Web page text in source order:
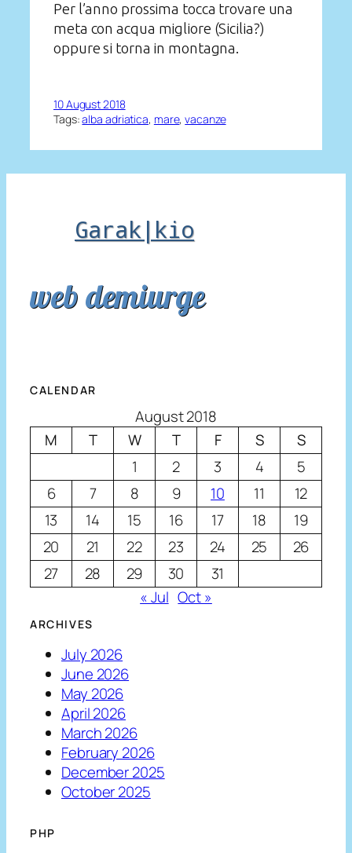
Per l’anno prossima tocca trovare una
meta con acqua migliore (Sicilia?)
oppure si torna in montagna.
10 August 2018
Tags:alba adriatica, mare, vacanze
Garak|kio
web demiurge
CALENDAR
August 2018
M
T W T F S
S
1
2 3 4
5
6
7 8 9 10 11
12
13
14 15 16 17 18
19
20
21 22 23 24 25
26
27
28 29 30
31
« Jul Oct »
ARCHIVES
July 2026
June 2026
May 2026
April 2026
March 2026
February 2026
December 2025
October 2025
PHP